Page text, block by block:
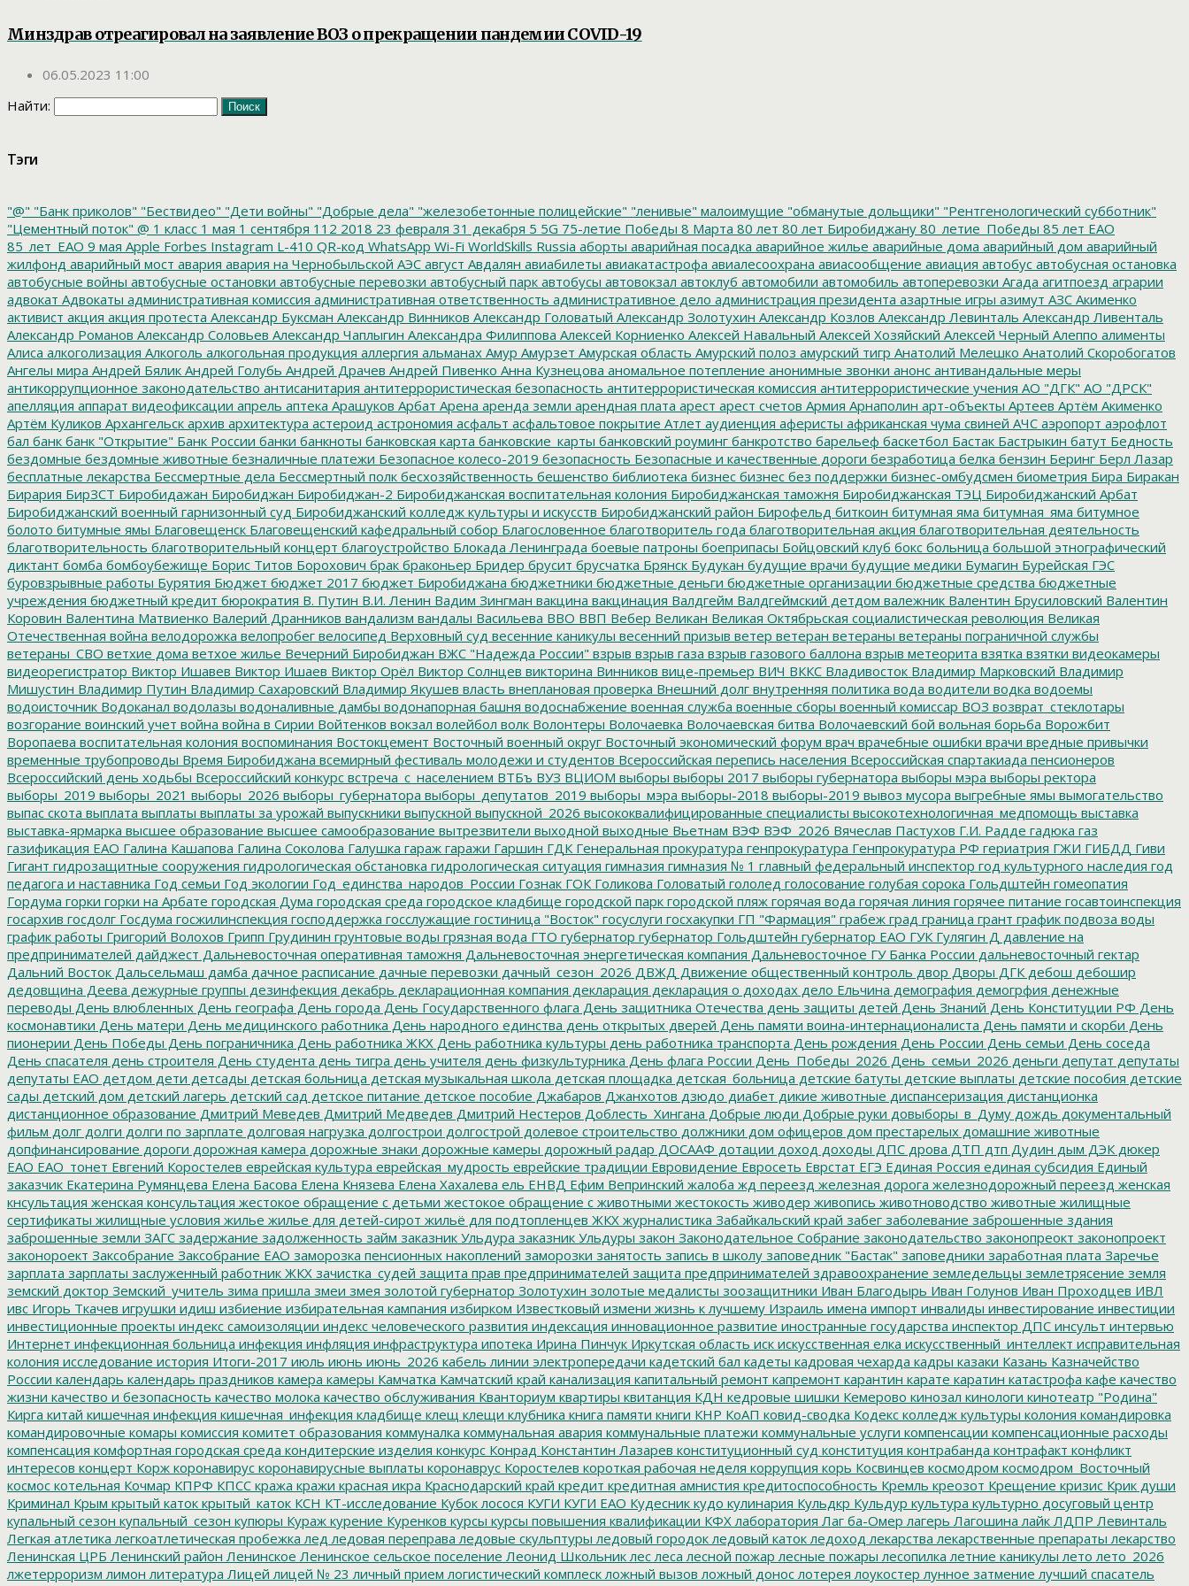
Минздрав отреагировал на заявление ВОЗ о прекращении пандемии COVID-19
06.05.2023 11:00
Найти:
Тэги
"@" "Банк приколов" "Бествидео" "Дети войны" "Добрые дела" "железобетонные полицейские" "ленивые" малоимущие "обманутые дольщики" "Рентгенологический субботник"
"Цементный поток" @ 1 класс 1 мая 1 сентября 112 2018 23 февраля 31 декабря 5 5G 75-летие Победы 8 Марта 80 лет 80 лет Биробиджану 80_летие_Победы 85 лет ЕАО
85_лет_ЕАО 9 мая Apple Forbes Instagram L-410 QR-код WhatsApp Wi-Fi WorldSkills Russia аборты аварийная посадка аварийное жилье аварийные дома аварийный дом аварийный
жилфонд аварийный мост авария авария на Чернобыльской АЭС август Авдалян авиабилеты авиакатастрофа авиалесоохрана авиасообщение авиация автобус автобусная остановка
автобусные войны автобусные остановки автобусные перевозки автобусный парк автобусы автовокзал автоклуб автомобили автомобиль автоперевозки Агада агитпоезд аграрии
адвокат Адвокаты административная комиссия административная ответственность административное дело администрация президента азартные игры азимут АЗС Акименко
активист акция акция протеста Александр Буксман Александр Винников Александр Головатый Александр Золотухин Александр Козлов Александр Левинталь Александр Ливенталь
Александр Романов Александр Соловьев Александр Чаплыгин Александра Филиппова Алексей Корниенко Алексей Навальный Алексей Хозяйский Алексей Черный Алеппо алименты
Алиса алкоголизация Алкоголь алкогольная продукция аллергия альманах Амур Амурзет Амурская область Амурский полоз амурский тигр Анатолий Мелешко Анатолий Скоробогатов
Ангелы мира Андрей Бялик Андрей Голубь Андрей Драчев Андрей Пивенко Анна Кузнецова аномальное потепление анонимные звонки анонс антивандальные меры
антикоррупционное законодательство антисанитария антитеррористическая безопасность антитеррористическая комиссия антитеррористические учения АО "ДГК" АО "ДРСК"
апелляция аппарат видеофиксации апрель аптека Арашуков Арбат Арена аренда земли арендная плата арест арест счетов Армия Арнаполин арт-объекты Артеев Артём Акименко
Артём Куликов Архангельск архив архитектура астероид астрономия асфальт асфальтовое покрытие Атлет аудиенция аферисты африканская чума свиней АЧС аэропорт аэрофлот
бал банк банк "Открытие" Банк России банки банкноты банковская карта банковские_карты банковский роуминг банкротство барельеф баскетбол Бастак Бастрыкин батут Бедность
бездомные бездомные животные безналичные платежи Безопасное колесо-2019 безопасность Безопасные и качественные дороги безработица белка бензин Беринг Берл Лазар
бесплатные лекарства Бессмертные дела Бессмертный полк бесхозяйственность бешенство библиотека бизнес бизнес без поддержки бизнес-омбудсмен биометрия Бира Биракан
Бирария БирЗСТ Биробидажан Биробиджан Биробиджан-2 Биробиджанская воспитательная колония Биробиджанская таможня Биробиджанская ТЭЦ Биробиджанский Арбат
Биробиджанский военный гарнизонный суд Биробиджанский колледж культуры и искусств Биробиджанский район Бирофельд биткоин битумная яма битумная_яма битумное
болото битумные ямы Благовещенск Благовещенский кафедральный собор Благословенное благотворитель года благотворительная акция благотворительная деятельность
благотворительность благотворительный концерт благоустройство Блокада Ленинграда боевые патроны боеприпасы Бойцовский клуб бокс больница большой этнографический
диктант бомба бомбоубежище Борис Титов Борохович брак браконьер Бридер брусит брусчатка Брянск Будукан будущие врачи будущие медики Бумагин Бурейская ГЭС
буровзрывные работы Бурятия Бюджет бюджет 2017 бюджет Биробиджана бюджетники бюджетные деньги бюджетные организации бюджетные средства бюджетные
учреждения бюджетный кредит бюрократия В. Путин В.И. Ленин Вадим Зингман вакцина вакцинация Валдгейм Валдгеймский детдом валежник Валентин Брусиловский Валентин
Коровин Валентина Матвиенко Валерий Дранников вандализм вандалы Васильева ВВО ВВП Вебер Великан Великая Октябрьская социалистическая революция Великая
Отечественная война велодорожка велопробег велосипед Верховный суд весенние каникулы весенний призыв ветер ветеран ветераны ветераны пограничной службы
ветераны_СВО ветхие дома ветхое жилье Вечерний Биробиджан ВЖС "Надежда России" взрыв взрыв газа взрыв газового баллона взрыв метеорита взятка взятки видеокамеры
видеорегистратор Виктор Ишавев Виктор Ишаев Виктор Орёл Виктор Солнцев викторина Винников вице-премьер ВИЧ ВККС Владивосток Владимир Марковский Владимир
Мишустин Владимир Путин Владимир Сахаровский Владимир Якушев власть внеплановая проверка Внешний долг внутренняя политика вода водители водка водоемы
водоисточник Водоканал водолазы водоналивные дамбы водонапорная башня водоснабжение военная служба военные сборы военный комиссар ВОЗ возврат_стеклотары
возгорание воинский учет война война в Сирии Войтенков вокзал волейбол волк Волонтеры Волочаевка Волочаевская битва Волочаевский бой вольная борьба Ворожбит
Воропаева воспитательная колония воспоминания Востокцемент Восточный военный округ Восточный экономический форум врач врачебные ошибки врачи вредные привычки
временные трубопроводы Время Биробиджана всемирный фестиваль молодежи и студентов Всероссийская перепись населения Всероссийская спартакиада пенсионеров
Всероссийский день ходьбы Всероссийский конкурс встреча_с_населением ВТБъ ВУЗ ВЦИОМ выборы выборы 2017 выборы губернатора выборы мэра выборы ректора
выборы_2019 выборы_2021 выборы_2026 выборы_губернатора выборы_депутатов_2019 выборы_мэра выборы-2018 выборы-2019 вывоз мусора выгребные ямы вымогательство
выпас скота выплата выплаты выплаты за урожай выпускники выпускной выпускной_2026 высококвалифицированные специалисты высокотехнологичная_медпомощь выставка
выставка-ярмарка высшее образование высшее самообразование вытрезвители выходной выходные Вьетнам ВЭФ ВЭФ_2026 Вячеслав Пастухов Г.И. Радде гадюка газ
газификация ЕАО Галина Кашапова Галина Соколова Галушка гараж гаражи Гаршин ГДК Генеральная прокуратура генпрокуратура Генпрокуратура РФ гериатрия ГЖИ ГИБДД Гиви
Гигант гидрозащитные сооружения гидрологическая обстановка гидрологическая ситуация гимназия гимназия № 1 главный федеральный инспектор год культурного наследия год
педагога и наставника Год семьи Год экологии Год_единства_народов_России Гознак ГОК Голикова Головатый гололед голосование голубая сорока Гольдштейн гомеопатия
Гордума горки горки на Арбате городская Дума городская среда городское кладбище городской парк городской пляж горячая вода горячая линия горячее питание госавтоинспекция
госархив госдолг Госдума госжилинспекция господдержка госслужащие гостиница "Восток" госуслуги госхакупки ГП "Фармация" грабеж град граница грант график подвоза воды
график работы Григорий Волохов Грипп Грудинин грунтовые воды грязная вода ГТО губернатор губернатор Гольдштейн губернатор ЕАО ГУК Гулягин Д давление на
предпринимателей дайджест Дальневосточная оперативная таможня Дальневосточная энергетическая компания Дальневосточное ГУ Банка России дальневосточный гектар
Дальний Восток Дальсельмаш дамба дачное расписание дачные перевозки дачный_сезон_2026 ДВЖД Движение общественный контроль двор Дворы ДГК дебош дебошир
дедовщина Деева дежурные группы дезинфекция декабрь декларационная компания декларация декларация о доходах дело Ельчина демография демогрфия денежные
переводы День влюбленных День географа День города День Государственного флага День защитника Отечества день защиты детей День Знаний День Конституции РФ День
космонавтики День матери День медицинского работника День народного единства день открытых дверей День памяти воина-интернационалиста День памяти и скорби День
пионерии День Победы День пограничника День работника ЖКХ День работника культуры день работника транспорта День рождения День России День семьи День соседа
День спасателя день строителя День студента день тигра день учителя день физкультурника День флага России День_Победы_2026 День_семьи_2026 деньги депутат депутаты
депутаты ЕАО детдом дети детсады детская больница детская музыкальная школа детская площадка детская_больница детские батуты детские выплаты детские пособия детские
сады детский дом детский лагерь детский сад детское питание детское пособие Джабаров Джанхотов дзюдо диабет дикие животные диспансеризация дистанционка
дистанционное образование Дмитрий Меведев Дмитрий Медведев Дмитрий Нестеров Доблесть_Хингана Добрые люди Добрые руки довыборы_в_Думу дождь документальный
фильм долг долги долги по зарплате долговая нагрузка долгострои долгострой долевое строительство должники дом офицеров дом престарелых домашние животные
допфинансирование дороги дорожная камера дорожные знаки дорожные камеры дорожный радар ДОСААФ дотации доход доходы ДПС дрова ДТП дтп Дудин дым ДЭК дюкер
ЕАО ЕАО_тонет Евгений Коростелев еврейская культура еврейская_мудрость еврейские традиции Евровидение Евросеть Еврстат ЕГЭ Единая Россия единая субсидия Единый
заказчик Екатерина Румянцева Елена Басова Елена Князева Елена Хахалева ель ЕНВД Ефим Вепринский жалоба жд переезд железная дорога железнодорожный переезд женская
кнсультация женская консультация жестокое обращение с детьми жестокое обращение с животными жестокость живодер живопись животноводство животные жилищные
сертификаты жилищные условия жилье жилье для детей-сирот жильё для подтопленцев ЖКХ журналистика Забайкальский край забег заболевание заброшенные здания
заброшенные земли ЗАГС задержание задолженность займ заказник Ульдура заказник Ульдуры закон Законодательное Собрание законодательство законопреокт законопроект
законороект Заксобрание Заксобрание ЕАО заморозка пенсионных накоплений заморозки занятость запись в школу заповедник "Бастак" заповедники заработная плата Заречье
зарплата зарплаты заслуженный работник ЖКХ зачистка_судей защита прав предпринимателей защита предпринимателей здравоохранение земледельцы землетрясение земля
земский доктор Земский_учитель зима пришла змеи змея золотой губернатор Золотухин золотые медалисты зоозащитники Иван Благодырь Иван Голунов Иван Проходцев ИВЛ
ивс Игорь Ткачев игрушки идиш избиение избирательная кампания избирком Известковый измени жизнь к лучшему Израиль имена импорт инвалиды инвестирование инвестиции
инвестиционные проекты индекс самоизоляции индекс человеческого развития индексация инновационное развитие иностранные государства инспектор ДПС инсульт интервью
Интернет инфекционная больница инфекция инфляция инфраструктура ипотека Ирина Пинчук Иркутская область иск искусственная елка искусственный_интеллект исправительная
колония исследование история Итоги-2017 июль июнь июнь_2026 кабель линии электропередачи кадетский бал кадеты кадровая чехарда кадры казаки Казань Казначейство
России календарь календарь праздников камера камеры Камчатка Камчатский край канализация капитальный ремонт капремонт карантин карате каратин катастрофа кафе качество
жизни качество и безопасность качество молока качество обслуживания Кванториум квартиры квитанция КДН кедровые шишки Кемерово кинозал кинологи кинотеатр "Родина"
Кирга китай кишечная инфекция кишечная_инфекция кладбище клещ клещи клубника книга памяти книги КНР КоАП ковид-сводка Кодекс колледж культуры колония командировка
командировочные комары комиссия комитет образования коммуналка коммунальная авария коммунальные платежи коммунальные услуги компенсации компенсационные расходы
компенсация комфортная городская среда кондитерские изделия конкурс Конрад Константин Лазарев конституционный суд конституция контрабанда контрафакт конфликт
интересов концерт Корж коронавирус коронавирусные выплаты коронаврус Коростелев короткая рабочая неделя коррупция корь Косвинцев космодром космодром_Восточный
космос котельная Кочмар КПРФ КПСС кража кражи красная икра Краснодарский край кредит кредитная амнистия кредитоспособность Кремль креозот Крещение кризис Крик души
Криминал Крым крытый каток крытый_каток КСН КТ-исследование Кубок лосося КУГИ КУГИ ЕАО Кудесник кудо кулинария Кульдкр Кульдур культура культурно досуговый центр
купальный сезон купальный_сезон купюры Кураж курение Куренков курсы курсы повышения квалификации КФХ лаборатория Лаг ба-Омер лагерь Лагошина лайк ЛДПР Левинталь
Легкая атлетика легкоатлетическая пробежка лед ледовая переправа ледовые скульптуры ледовый городок ледовый каток ледоход лекарства лекарственные препараты лекарство
Ленинская ЦРБ Ленинский район Ленинское Ленинское сельское поселение Леонид Школьник лес леса лесной пожар лесные пожары лесопилка летние каникулы лето лето_2026
лжетерроризм лимон литература Лицей лицей № 23 личный прием логистический комплеск ложный вызов ложный донос лотерея лоукостер лунное затмение лучший спасатель